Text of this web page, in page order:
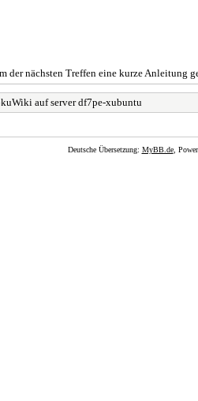
nächsten Treffen eine kurze Anleitung
auf server df7pe-xubuntu
Deutsche Übersetzung: MyBB.de,